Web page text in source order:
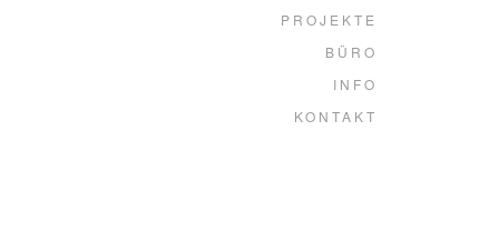
PROJEKTE
BÜRO
INFO
KONTAKT